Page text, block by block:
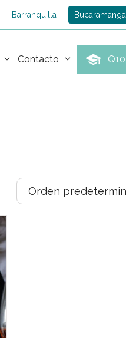
Barranquilla Bucaramanga
Contacto Q10